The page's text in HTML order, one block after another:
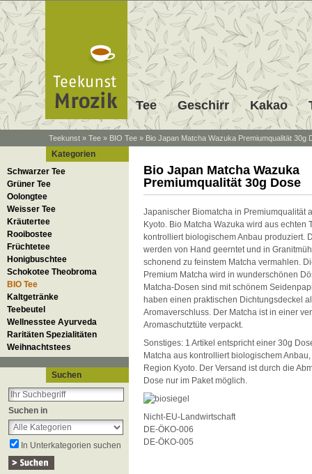
Tee Geschirr Kakao
Teekunst » Tee » BIO Tee » Bio Japan Matcha Wazuka Premiumqualität 30g
Kategorien
Schwarzer Tee
Grüner Tee
Oolongtee
Weisser Tee
Kräutertee
Rooibostee
Früchtetee
Honigbuschtee
Schokotee Theobroma
BIO Tee
Kaltgetränke
Teebeutel
Wellnesstee Ayurveda
Raritäten Spezialitäten
Weihnachtstees
Suchen
Suchen in
In Unterkategorien suchen
Bio Japan Matcha Wazuka
Premiumqualität 30g Dose
Japanischer Biomatcha in Premiumqualität
Kyoto. Bio Matcha Wazuka wird aus echten
kontrolliert biologischem Anbau produziert.
werden von Hand geerntet und in
schonend zu feinstem Matcha vermahlen.
Premium Matcha wird in wunderschönen
Matcha-Dosen sind mit schönem
haben einen praktischen Dichtungsdeckel
Aromaverschluss. Der Matcha ist in einer
Aromaschutztüte verpackt.
Sonstiges: 1 Artikel entspricht einer 30g
Matcha aus kontrolliert biologischem
Region Kyoto. Der Versand ist durch die
Dose nur im Paket möglich.
Nicht-EU-Landwirtschaft
DE-ÖKO-006
DE-ÖKO-005